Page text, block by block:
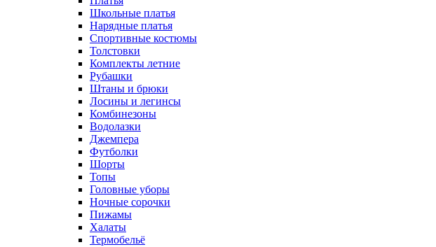
Школьные платья
Нарядные платья
Спортивные костюмы
Толстовки
Комплекты летние
Рубашки
Штаны и брюки
Лосины и легинсы
Комбинезоны
Водолазки
Джемпера
Футболки
Шорты
Топы
Головные уборы
Ночные сорочки
Пижамы
Халаты
Термобельё